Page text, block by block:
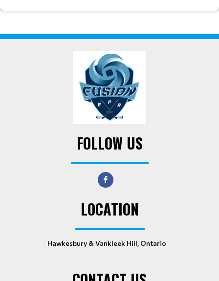
FOLLOW US
LOCATION
Hawkesbury & Vankleek Hill, Ontario